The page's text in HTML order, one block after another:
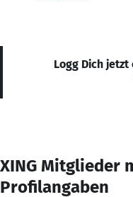
Logg Dich
XING Mitglieder
Profilangaben